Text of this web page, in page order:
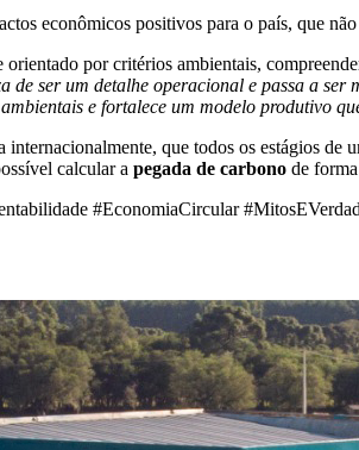
econômicos positivos para o país, que
por critérios ambientais,
ser um detalhe operacional e passa a
e fortalece um modelo produtivo
que todos os estágios de
calcular a pegada de carbono de
#EconomiaCircular